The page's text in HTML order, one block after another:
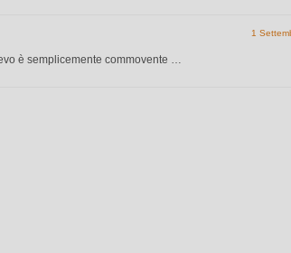
1
è semplicemente commovente …